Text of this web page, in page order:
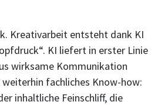
Kreativarbeit entsteht dank KI
KI liefert in erster Linie
wirksame Kommunikation
fachliches Know-how:
inhaltliche Feinschliff, die